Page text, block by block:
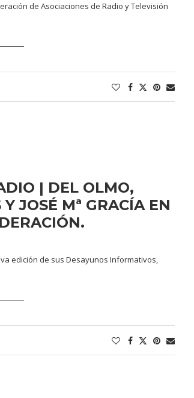
de Asociaciones de Radio y Televisión
| DEL OLMO,
JOSÉ Mª GRACÍA EN
edición de sus Desayunos Informativos,